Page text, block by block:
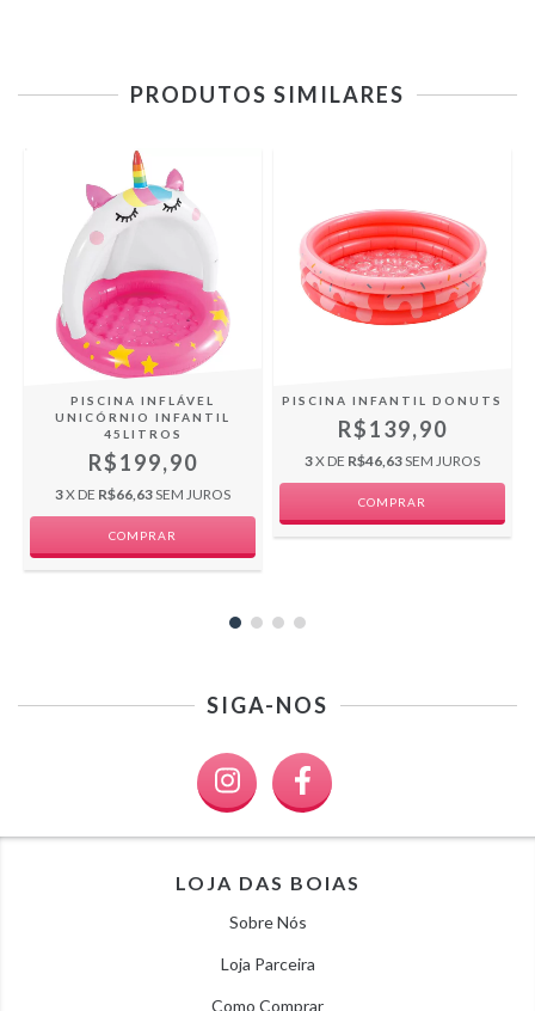
PRODUTOS SIMILARES
PISCINA INFLÁVEL
UNICÓRNIO INFANTIL
45LITROS
R$199,90
3X DE R$66,63SEM JUROS
PISCINA INFANTIL DONUTS
R$139,90
3X DE R$46,63SEM JUROS
SIGA-NOS
LOJA DAS BOIAS
Sobre Nós
Loja Parceira
Como Comprar